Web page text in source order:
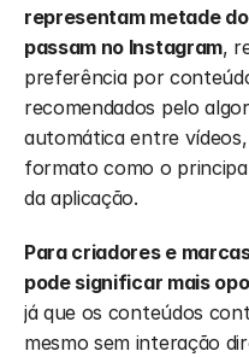
representam metade
passam no Instagram,
preferência por
recomendados pelo
automática entre
formato como o
da aplicação.
Para criadores e
pode significar mais
já que os conteúdos
mesmo sem interação